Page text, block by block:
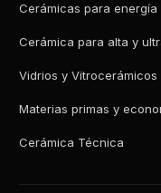
Cerámicas para
Cerámica para alta y
Vidrios y Vitrocerámicos
Materias primas y
Cerámica Técnica